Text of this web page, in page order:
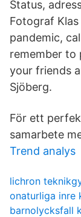
Status,
Fotograf
pandemic,
remember to
your friends
Sjöberg.
För ett
samarbete
Trend analys
lichron
onaturliga inre
barnolycksfall